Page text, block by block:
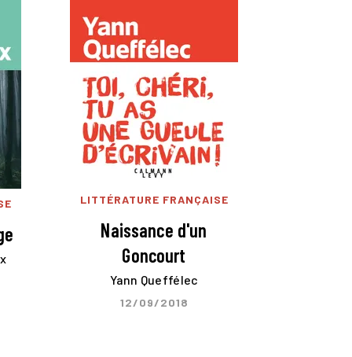
LITTÉRATURE FRANÇAISE
Naissance d'un
Goncourt
Yann Queffélec
12/09/2018